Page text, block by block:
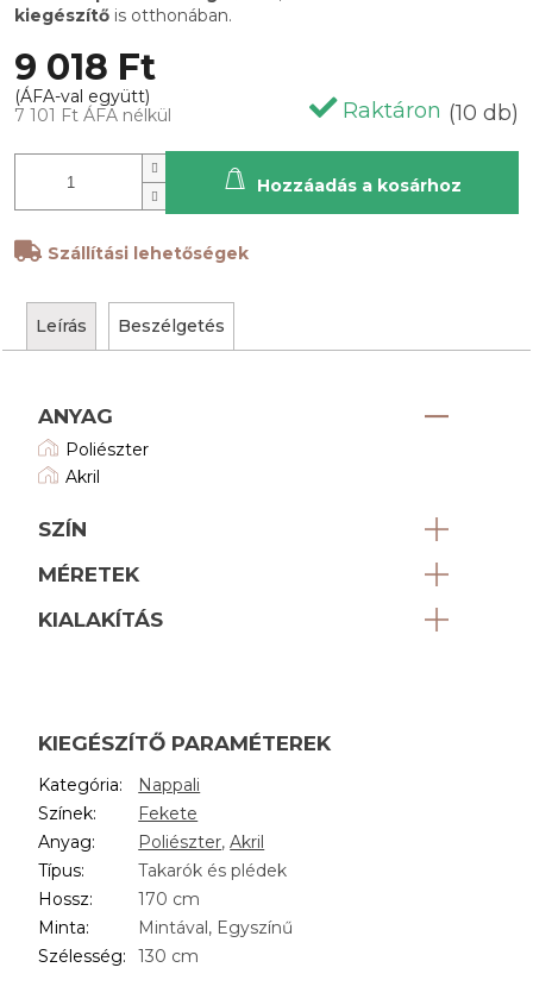
9 018 Ft
7 101 Ft ÁFA nélkül Raktáron (10 db)
Szállítási lehetőségek
Hozzáadás a kosárhoz
kiegészítő is otthonában.
Leírás Beszélgetés
ANYAG
Poliészter
Akril
SZÍN
MÉRETEK
KIALAKÍTÁS
KIEGÉSZÍTŐ PARAMÉTEREK
Kategória:
Nappali
Színek:
Fekete
Anyag: Poliészter,Akril
Típus:
Takarók és plédek
Hossz:
170 cm
Minta:
Mintával, Egyszínű
Szélesség: 130 cm